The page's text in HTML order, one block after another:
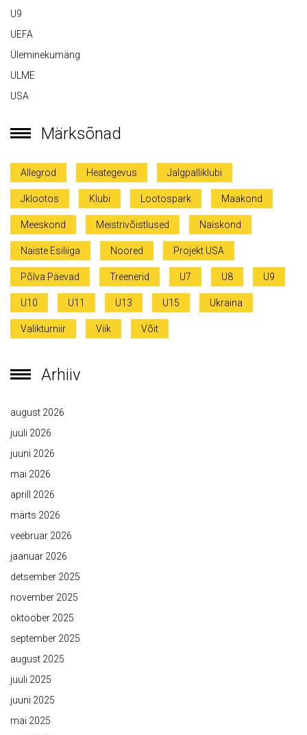
U9
UEFA
Üleminekumäng
ULME
USA
Märksõnad
Allegrod Heategevus Jalgpalliklubi
Jklootos Klubi Lootospark Maakond
Meeskond Meistrivõistlused Naiskond
Naiste Esiliiga Noored Projekt USA
Põlva Päevad Treenerid U7 U8 U9
U10 U11 U13 U15 Ukraina
Valikturniir Viik Võit
Arhiiv
august 2026
juuli 2026
juuni 2026
mai 2026
aprill 2026
märts 2026
veebruar 2026
jaanuar 2026
detsember 2025
november 2025
oktoober 2025
september 2025
august 2025
juuli 2025
juuni 2025
mai 2025